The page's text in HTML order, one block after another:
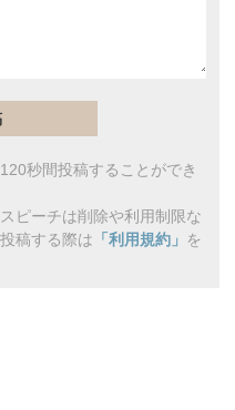
秒間投稿することができ
ピーチは削除や利用制限な
稿する際は 「利用規約」 を